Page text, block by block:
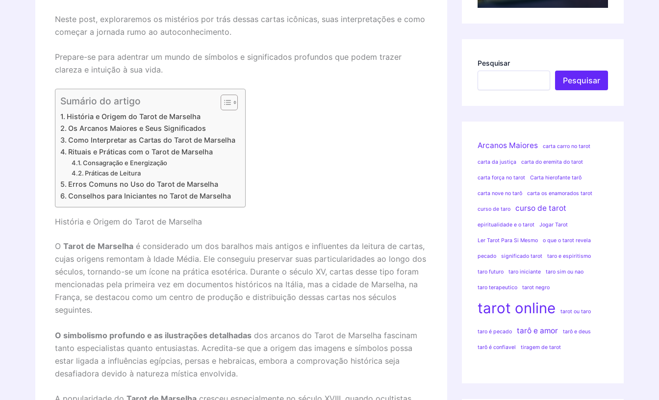
Neste post, exploraremos os mistérios por trás dessas cartas icônicas, suas interpretações e como
começar a jornada rumo ao autoconhecimento.
Prepare-se para adentrar um mundo de símbolos e significados profundos que podem trazer
clareza e intuição à sua vida.
Sumário do artigo
História e Origem do Tarot de Marselha
Os Arcanos Maiores e Seus Significados
Como Interpretar as Cartas do Tarot de Marselha
Rituais e Práticas com o Tarot de Marselha
Consagração e Energização
Práticas de Leitura
Erros Comuns no Uso do Tarot de Marselha
Conselhos para Iniciantes no Tarot de Marselha
História e Origem do Tarot de Marselha
O Tarot de Marselha é considerado um dos baralhos mais antigos e influentes da leitura de cartas,
cujas origens remontam à Idade Média. Ele conseguiu preservar suas particularidades ao longo dos
séculos, tornando-se um ícone na prática esotérica. Durante o século XV, cartas desse tipo foram
mencionadas pela primeira vez em documentos históricos na Itália, mas a cidade de Marselha, na
França, se destacou como um centro de produção e distribuição dessas cartas nos séculos
seguintes.
O simbolismo profundo e as ilustrações detalhadas dos arcanos do Tarot de Marselha fascinam
tanto especialistas quanto entusiastas. Acredita-se que a origem das imagens e símbolos possa
estar ligada a influências egípcias, persas e hebraicas, embora a comprovação histórica seja
desafiadora devido à natureza mística envolvida.
Pesquisar
Pesquisar
Arcanos Maiores carta carro no tarot
carta da justiça carta do eremita do tarot
carta força no tarot Carta hierofante tarô
carta nove no tarô carta os enamorados tarot
curso de taro curso de tarot
epiritualidade e o tarot Jogar Tarot
Ler Tarot Para Si Mesmo o que o tarot revela
pecado significado tarot taro e espiritismo
taro futuro taro iniciante taro sim ou nao
taro terapeutico tarot negro
tarot online tarot ou taro
taro é pecado tarô e amor tarô e deus
tarô é confiavel tiragem de tarot